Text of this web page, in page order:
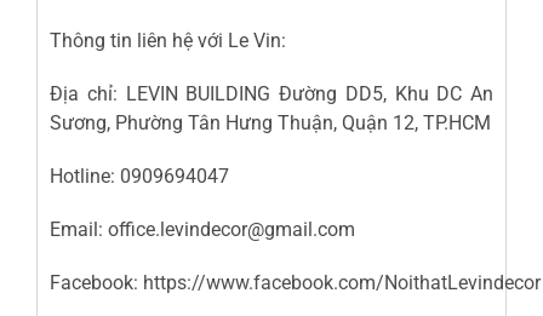
Thông tin liên hệ với Le Vin:
Địa chỉ: LEVIN BUILDING Đường DD5, Khu DC An
Sương, Phường Tân Hưng Thuận, Quận 12, TP.HCM
Hotline: 0909694047
Email: office.levindecor@gmail.com
Facebook: https://www.facebook.com/NoithatLevindecor